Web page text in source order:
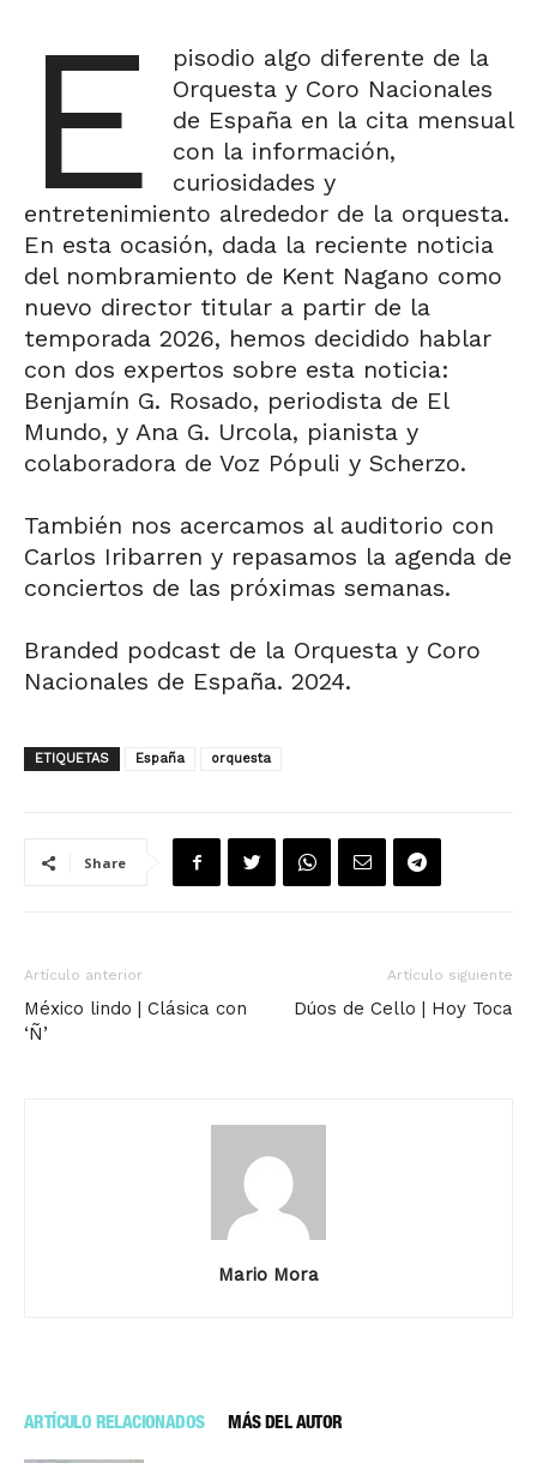
E
pisodio algo diferente de la
Orquesta y Coro Nacionales
de España en la cita mensual
con la información,
curiosidades y
entretenimiento alrededor de la orquesta.
En esta ocasión, dada la reciente noticia
del nombramiento de Kent Nagano como
nuevo director titular a partir de la
temporada 2026, hemos decidido hablar
con dos expertos sobre esta noticia:
Benjamín G. Rosado, periodista de El
Mundo, y Ana G. Urcola, pianista y
colaboradora de Voz Pópuli y Scherzo.
También nos acercamos al auditorio con
Carlos Iribarren y repasamos la agenda de
conciertos de las próximas semanas.
Branded podcast de la Orquesta y Coro
Nacionales de España. 2024.
ETIQUETAS España orquesta
Share
Artículo anterior
México lindo | Clásica con
‘Ñ’
Artículo siguiente
Dúos de Cello | Hoy Toca
Mario Mora
ARTÍCULO RELACIONADOS MÁS DEL AUTOR